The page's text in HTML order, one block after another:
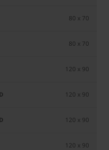
80 x 70
80 x 70
120 x 90
120 x 90
120 x 90
120 x 90